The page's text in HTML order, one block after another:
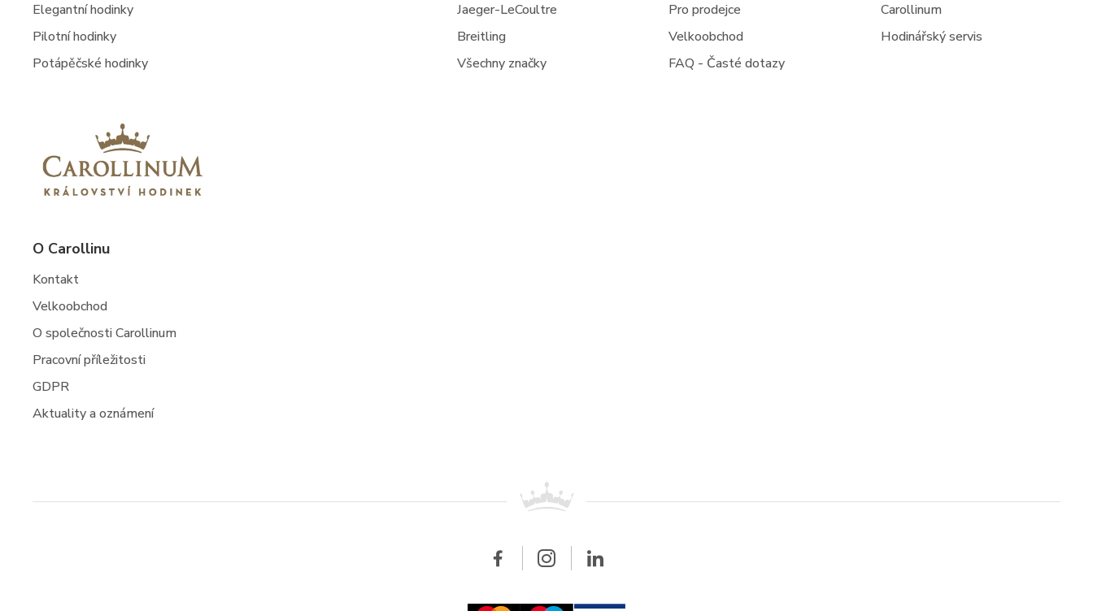
Elegantní hodinky
Pilotní hodinky
Potápěčské hodinky
Jaeger-LeCoultre
Breitling
Všechny značky
Pro prodejce
Velkoobchod
FAQ - Časté dotazy
Carollinum
Hodinářský servis
O Carollinu
Kontakt
Velkoobchod
O společnosti Carollinum
Pracovní příležitosti
GDPR
Aktuality a oznámení